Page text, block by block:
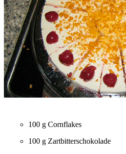
100 g Cornflakes
100 g Zartbitterschokolade